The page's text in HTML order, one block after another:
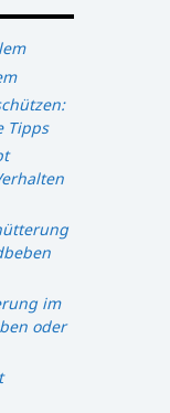
Tipps
im
oder